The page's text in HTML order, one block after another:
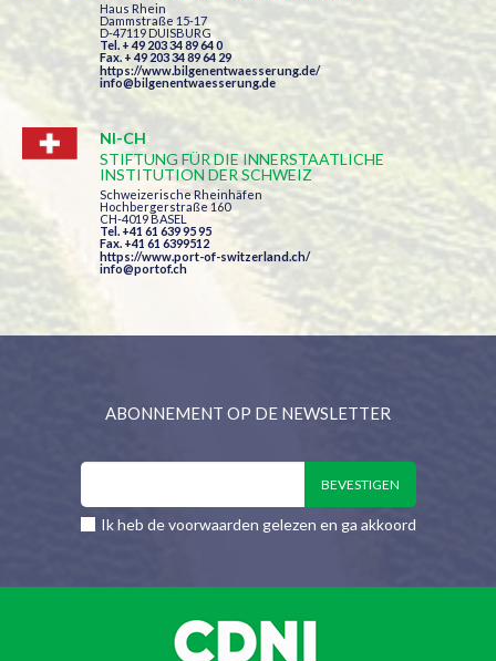
Haus Rhein
Dammstraße 15-17
D-47119 DUISBURG
Tel. + 49 203 34 89 64 0
Fax. + 49 203 34 89 64 29
https://www.bilgenentwaesserung.de/
info@bilgenentwaesserung.de
NI-CH
STIFTUNG FÜR DIE INNERSTAATLICHE
INSTITUTION DER SCHWEIZ
Schweizerische Rheinhäfen
Hochbergerstraße 160
CH-4019 BASEL
Tel. +41 61 639 95 95
Fax. +41 61 6399512
https://www.port-of-switzerland.ch/
info@portof.ch
ABONNEMENT OP DE NEWSLETTER
Ik heb de voorwaarden gelezen en ga akkoord